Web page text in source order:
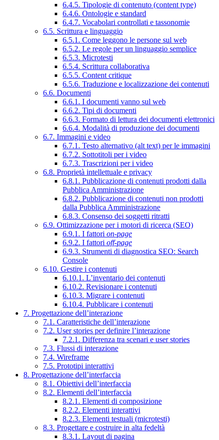
6.4.5. Tipologie di contenuto (content type)
6.4.6. Ontologie e standard
6.4.7. Vocabolari controllati e tassonomie
6.5. Scrittura e linguaggio
6.5.1. Come leggono le persone sul web
6.5.2. Le regole per un linguaggio semplice
6.5.3. Microtesti
6.5.4. Scrittura collaborativa
6.5.5. Content critique
6.5.6. Traduzione e localizzazione dei contenuti
6.6. Documenti
6.6.1. I documenti vanno sul web
6.6.2. Tipi di documenti
6.6.3. Formato di lettura dei documenti elettronici
6.6.4. Modalità di produzione dei documenti
6.7. Immagini e video
6.7.1. Testo alternativo (alt text) per le immagini
6.7.2. Sottotitoli per i video
6.7.3. Trascrizioni per i video
6.8. Proprietà intellettuale e privacy
6.8.1. Pubblicazione di contenuti prodotti dalla
Pubblica Amministrazione
6.8.2. Pubblicazione di contenuti non prodotti
dalla Pubblica Amministrazione
6.8.3. Consenso dei soggetti ritratti
6.9. Ottimizzazione per i motori di ricerca (SEO)
6.9.1. I fattori on-page
6.9.2. I fattori off-page
6.9.3. Strumenti di diagnostica SEO: Search
Console
6.10. Gestire i contenuti
6.10.1. L’inventario dei contenuti
6.10.2. Revisionare i contenuti
6.10.3. Migrare i contenuti
6.10.4. Pubblicare i contenuti
7. Progettazione dell’interazione
7.1. Caratteristiche dell’interazione
7.2. User stories per definire l’interazione
7.2.1. Differenza tra scenari e user stories
7.3. Flussi di interazione
7.4. Wireframe
7.5. Prototipi interattivi
8. Progettazione dell’interfaccia
8.1. Obiettivi dell’interfaccia
8.2. Elementi dell’interfaccia
8.2.1. Elementi di composizione
8.2.2. Elementi interattivi
8.2.3. Elementi testuali (microtesti)
8.3. Progettare e costruire in alta fedeltà
8.3.1. Layout di pagina